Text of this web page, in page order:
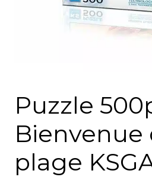
Puzzle
Bienvenue
plage